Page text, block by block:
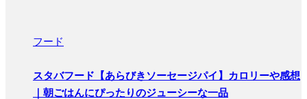
フード
スタバフード【あらびきソーセージパイ】カロリーや感想
｜朝ごはんにぴったりのジューシーな一品